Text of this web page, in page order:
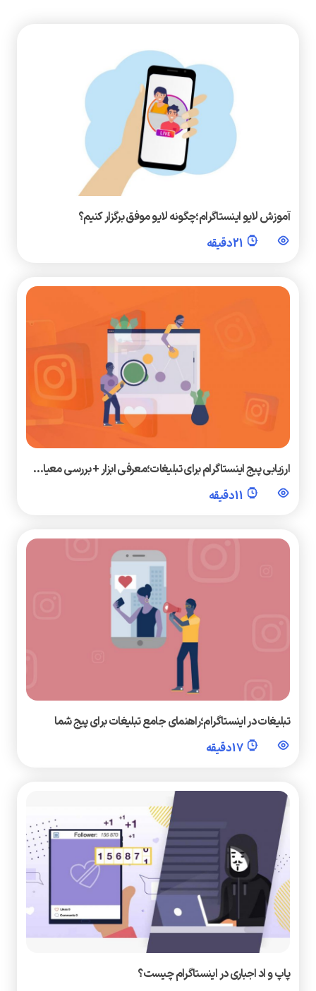
آموزش لایو اینستاگرام؛چگونه لایو موفق برگزار کنیم؟
21 دقیقه
ارزیابی پیج اینستاگرام برای تبلیغات؛معرفی ابزار + بررسی معیا…
11 دقیقه
تبلیغات در اینستاگرام؛راهنمای جامع تبلیغات برای پیج شما
17 دقیقه
پاپ و اد اجباری در اینستاگرام چیست؟